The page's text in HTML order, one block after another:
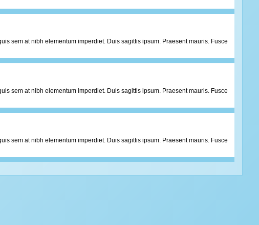
sem at nibh elementum imperdiet. Duis sagittis ipsum. Praesent mauris. Fusce
sem at nibh elementum imperdiet. Duis sagittis ipsum. Praesent mauris. Fusce
sem at nibh elementum imperdiet. Duis sagittis ipsum. Praesent mauris. Fusce